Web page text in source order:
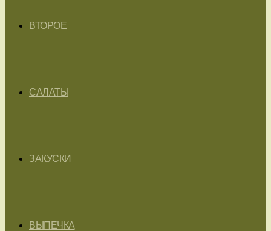
ВТОРОЕ
САЛАТЫ
ЗАКУСКИ
ВЫПЕЧКА